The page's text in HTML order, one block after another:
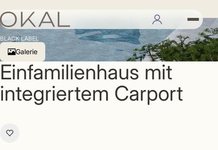
Black Label 22
BLACK LABEL
Galerie
Ein­fa­mi­li­en­haus mit
integriertem Carport